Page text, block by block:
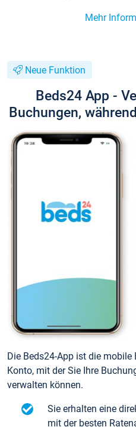
Mehr
Neue Funktion
Beds24 App -
Buchungen,
Die Beds24-App ist die
Konto, mit der Sie Ihre
verwalten können.
Sie erhalten eine
mit der besten